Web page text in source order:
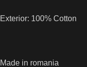
Exterior: 100% Cotton
Made in romania